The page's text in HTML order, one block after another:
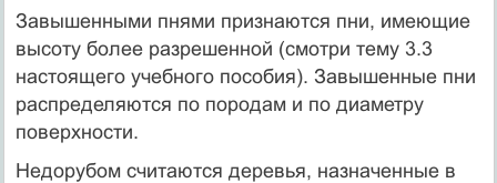
Завышенными пнями признаются пни, имеющие
высоту более разрешенной (смотри тему 3.3
настоящего учебного пособия). Завышенные пни
распределяются по породам и по диаметру
поверхности.
Недорубом считаются деревья, назначенные в